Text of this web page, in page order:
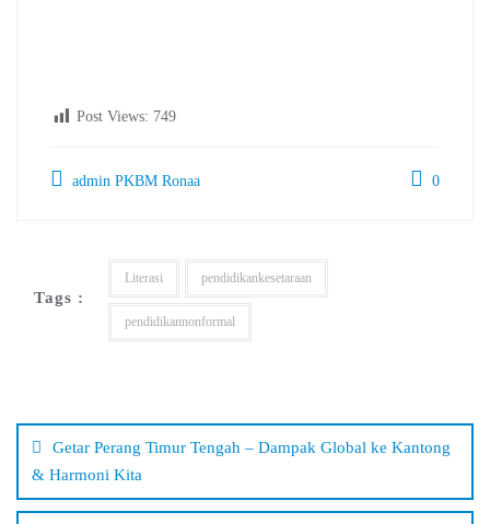
Post Views: 749
admin PKBM Ronaa 0
Tags :
Literasi pendidikankesetaraan
pendidikannonformal
pos
Getar Perang Timur Tengah – Dampak Global ke Kantong
& Harmoni Kita